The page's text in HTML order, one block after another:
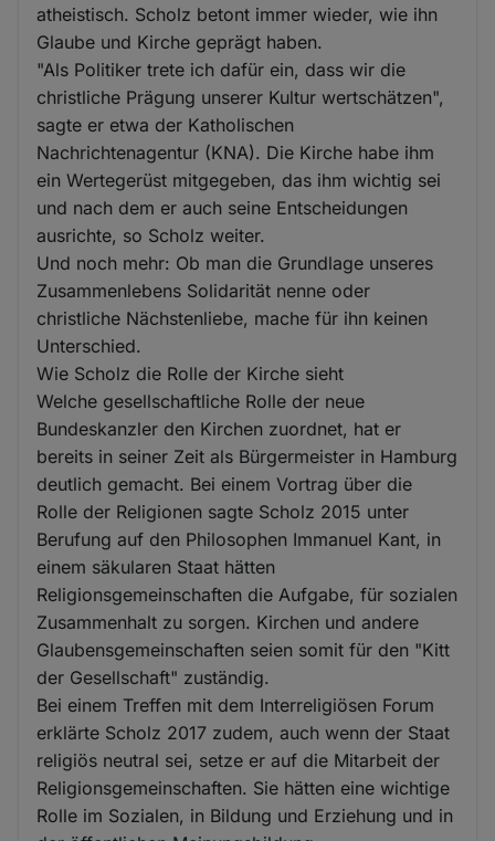
atheistisch. Scholz betont immer wieder, wie ihn
Glaube und Kirche geprägt haben.
"Als Politiker trete ich dafür ein, dass wir die
christliche Prägung unserer Kultur wertschätzen",
sagte er etwa der Katholischen
Nachrichtenagentur (KNA). Die Kirche habe ihm
ein Wertegerüst mitgegeben, das ihm wichtig sei
und nach dem er auch seine Entscheidungen
ausrichte, so Scholz weiter.
Und noch mehr: Ob man die Grundlage unseres
Zusammenlebens Solidarität nenne oder
christliche Nächstenliebe, mache für ihn keinen
Unterschied.
Wie Scholz die Rolle der Kirche sieht
Welche gesellschaftliche Rolle der neue
Bundeskanzler den Kirchen zuordnet, hat er
bereits in seiner Zeit als Bürgermeister in Hamburg
deutlich gemacht. Bei einem Vortrag über die
Rolle der Religionen sagte Scholz 2015 unter
Berufung auf den Philosophen Immanuel Kant, in
einem säkularen Staat hätten
Religionsgemeinschaften die Aufgabe, für sozialen
Zusammenhalt zu sorgen. Kirchen und andere
Glaubensgemeinschaften seien somit für den "Kitt
der Gesellschaft" zuständig.
Bei einem Treffen mit dem Interreligiösen Forum
erklärte Scholz 2017 zudem, auch wenn der Staat
religiös neutral sei, setze er auf die Mitarbeit der
Religionsgemeinschaften. Sie hätten eine wichtige
Rolle im Sozialen, in Bildung und Erziehung und in